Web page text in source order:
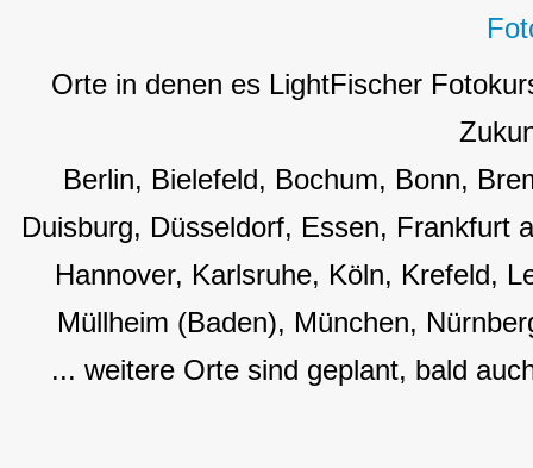
Orte in denen es LightFischer
Berlin, Bielefeld, Bochum, Bonn,
Duisburg, Düsseldorf, Essen, Frankfurt
Hannover, Karlsruhe, Köln, Krefeld,
Müllheim (Baden), München,
... weitere Orte sind geplant, bald